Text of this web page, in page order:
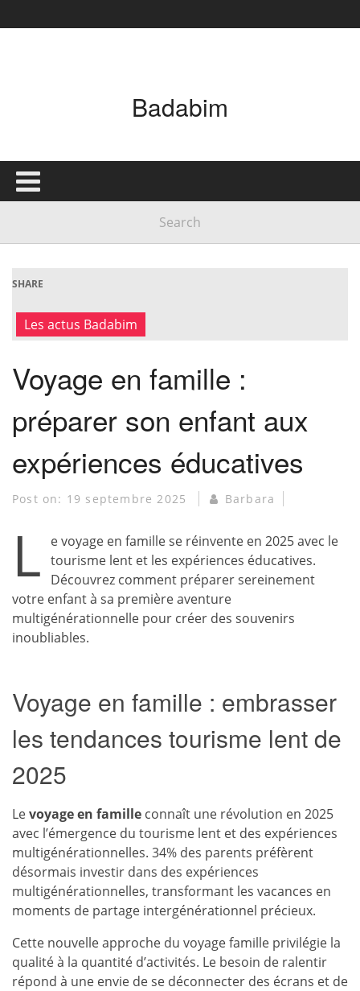
Badabim
SHARE
Les actus Badabim
Voyage en famille :
préparer son enfant aux
expériences éducatives
Post on: 19 septembre 2025 Barbara
L
e voyage en famille se réinvente en 2025 avec le
tourisme lent et les expériences éducatives.
Découvrez comment préparer sereinement
votre enfant à sa première aventure
multigénérationnelle pour créer des souvenirs
inoubliables.
Voyage en famille : embrasser
les tendances tourisme lent de
2025
Levoyage en famille connaît une révolution en 2025
avec l’émergence du tourisme lent et des expériences
multigénérationnelles. 34% des parents préfèrent
désormais investir dans des expériences
multigénérationnelles, transformant les vacances en
moments de partage intergénérationnel précieux.
Cette nouvelle approche du voyage famille privilégie la
qualité à la quantité d’activités. Le besoin de ralentir
répond à une envie de se déconnecter des écrans et de